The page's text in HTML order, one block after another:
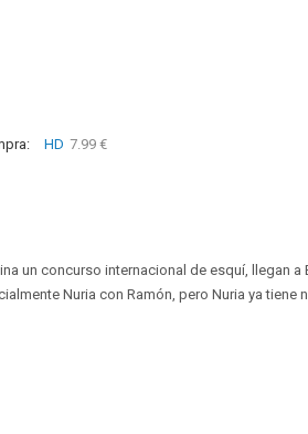
HD 7.99 €
un concurso internacional de esquí, llegan
Nuria con Ramón, pero Nuria ya tiene